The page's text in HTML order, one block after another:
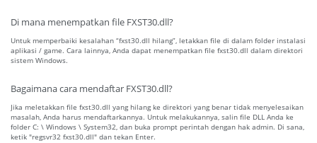
Di mana menempatkan file FXST30.dll?
Untuk memperbaiki kesalahan “fxst30.dll hilang”, letakkan file di dalam folder instalasi
aplikasi / game. Cara lainnya, Anda dapat menempatkan file fxst30.dll dalam direktori
sistem Windows.
Bagaimana cara mendaftar FXST30.dll?
Jika meletakkan file fxst30.dll yang hilang ke direktori yang benar tidak menyelesaikan
masalah, Anda harus mendaftarkannya. Untuk melakukannya, salin file DLL Anda ke
folder C: \ Windows \ System32, dan buka prompt perintah dengan hak admin. Di sana,
ketik "regsvr32 fxst30.dll" dan tekan Enter.